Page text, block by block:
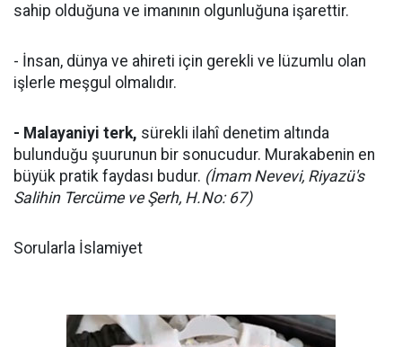
sahip olduğuna ve imanının olgunluğuna işarettir.
- İnsan, dünya ve ahireti için gerekli ve lüzumlu olan
işlerle meşgul olmalıdır.
- Malayaniyi terk, sürekli ilahî denetim altında
bulunduğu şuurunun bir sonucudur. Murakabenin en
büyük pratik faydası budur. (İmam Nevevi, Riyazü's
Salihin Tercüme ve Şerh, H.No: 67)
Sorularla İslamiyet